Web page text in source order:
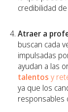
credibilidad
Atraer a
buscan cada
impulsadas
ayudan a las
talentos y
ya que los
responsables